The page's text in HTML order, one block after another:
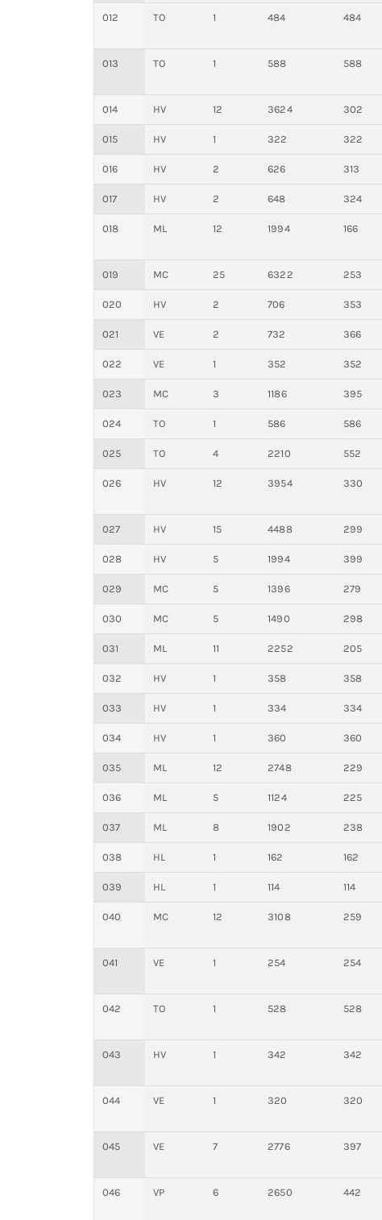
012 TO 1 484 484
013 TO 1 588 588
014 HV 12 3624 302
015 HV 1 322 322
016 HV 2 626 313
017 HV 2 648 324
018 ML 12 1994 166
019 MC 25 6322 253
020 HV 2 706 353
021 VE 2 732 366
022 VE 1 352 352
023 MC 3 1186 395
024 TO 1 586 586
025 TO 4 2210 552
026 HV 12 3954 330
027 HV 15 4488 299
028 HV 5 1994 399
029 MC 5 1396 279
030 MC 5 1490 298
031 ML 11 2252 205
032 HV 1 358 358
033 HV 1 334 334
034 HV 1 360 360
035 ML 12 2748 229
036 ML 5 1124 225
037 ML 8 1902 238
038 HL 1 162 162
039 HL 1 114 114
040 MC 12 3108 259
041 VE 1 254 254
042 TO 1 528 528
043 HV 1 342 342
044 VE 1 320 320
045 VE 7 2776 397
046 VP 6 2650 442